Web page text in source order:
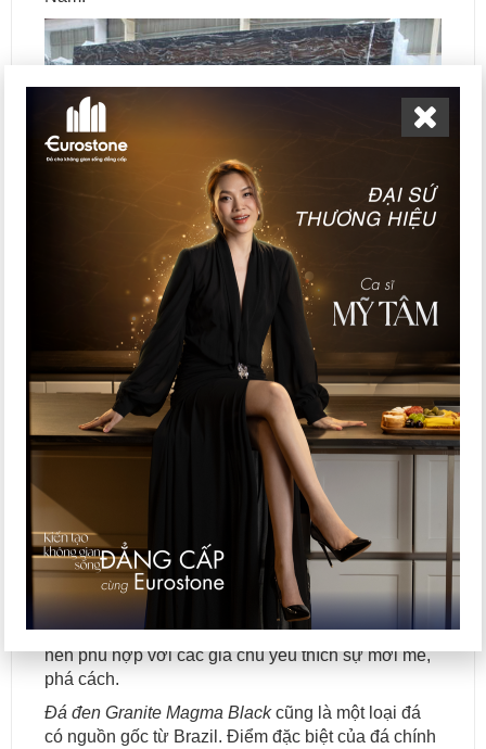
6. Một số mẫu đá đen đẹp
Đá đen rất đa dạng về chủng loại và xuất xứ nên
khách hàng có thể thoải mái lựa chọn cho công
trình của gia đình mình. Và hiện tại ở Eurostone có
đến mười lăm loại đá đen từ trong nước đến nhập
khẩu cho khách hàng thoải mái lựa chọn:
Đá đen Granite Purple Dunesđược khai thác từ
các mỏ đá ở Brazil, màu sắc của đá rất ấn tượng
khi có sự kết hợp của gam màu nóng và gam màu
lạnh với màu chủ đạo là đen kết hợp với màu vàng
, kem tím nhạt. Từ màu sắc đến vân đá Granite
Purple Dunes đều gợi lên sự mạnh mẽ phá cách
nên phù hợp với các gia chủ yêu thích sự mới mẻ,
phá cách.
Đá đen Granite Magma Blackcũng là một loại đá
có nguồn gốc từ Brazil. Điểm đặc biệt của đá chính